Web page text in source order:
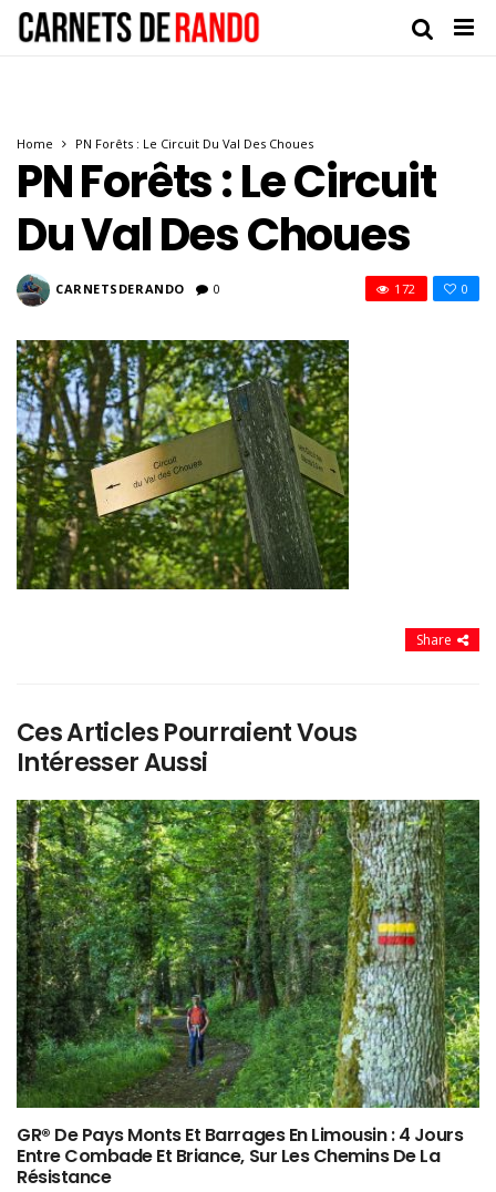
Home PN Forêts : Le Circuit Du Val Des Choues
PN Forêts : Le Circuit
Du Val Des Choues
CARNETSDERANDO 0 0
172
Share
Ces Articles Pourraient Vous
Intéresser Aussi
GR® De Pays Monts Et Barrages En Limousin : 4 Jours
Entre Combade Et Briance, Sur Les Chemins De La
Résistance